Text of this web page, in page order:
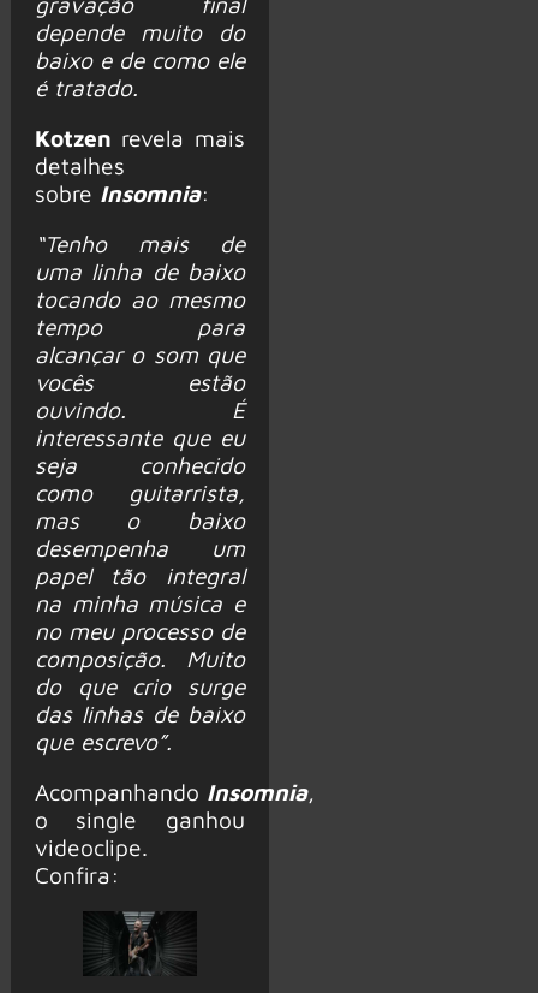
depende muito do
baixo e de como ele
é tratado.
Kotzen revela mais
detalhes
sobre Insomnia:
“Tenho mais de
uma linha de baixo
tocando ao mesmo
tempo para
alcançar o som que
vocês estão
ouvindo. É
interessante que eu
seja conhecido
como guitarrista,
mas o baixo
desempenha um
papel tão integral
na minha música e
no meu processo de
composição. Muito
do que crio surge
das linhas de baixo
que escrevo”.
Acompanhando Insomnia,
o single ganhou
videoclipe.
Confira: